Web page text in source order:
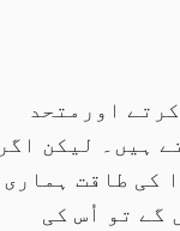
اورمتحد
ہیں۔ لیکن اگر
کی طاقت ہماری
گے تو اُس کی